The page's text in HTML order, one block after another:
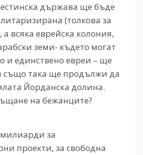
държава ще бъде
(толкова за
а всяка еврейска колония,
земи- където могат
и единствено евреи – ще
също така ще продължи да
Йорданска долина.
на бежанците?
за
проекти, за свободна